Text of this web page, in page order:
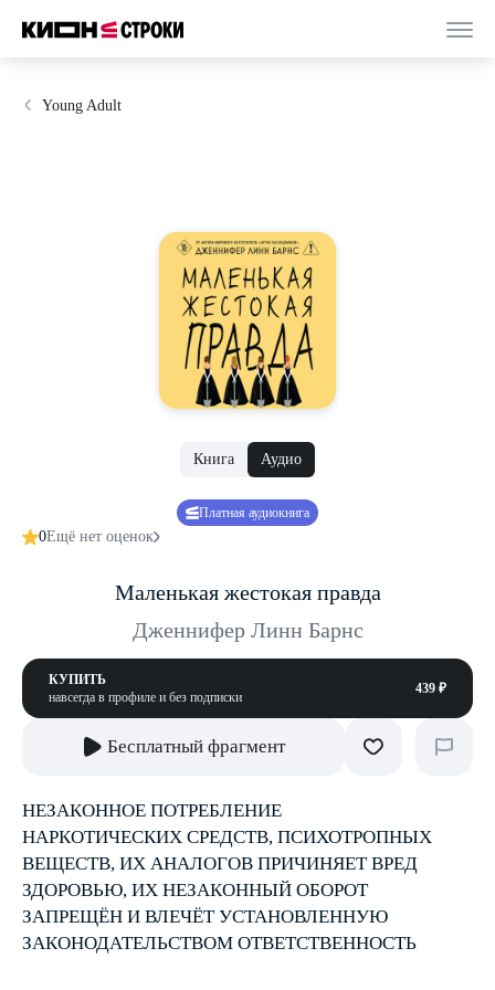
Young Adult
Книга Аудио
Платная аудиокнига
0Ещё нет оценок
Маленькая жестокая правда
Дженнифер Линн Барнс
КУПИТЬ
навсегда в профиле и без подписки
439 ₽
Бесплатный фрагмент
НЕЗАКОННОЕ ПОТРЕБЛЕНИЕ
НАРКОТИЧЕСКИХ СРЕДСТВ, ПСИХОТРОПНЫХ
ВЕЩЕСТВ, ИХ АНАЛОГОВ ПРИЧИНЯЕТ ВРЕД
ЗДОРОВЬЮ, ИХ НЕЗАКОННЫЙ ОБОРОТ
ЗАПРЕЩЁН И ВЛЕЧЁТ УСТАНОВЛЕННУЮ
ЗАКОНОДАТЕЛЬСТВОМ ОТВЕТСТВЕННОСТЬ